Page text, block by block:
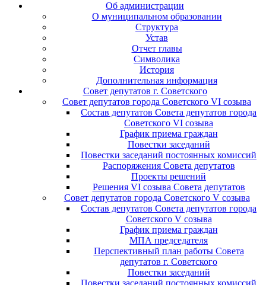
Об администрации
О муниципальном образовании
Структура
Устав
Отчет главы
Символика
История
Дополнительная информация
Совет депутатов г. Советского
Совет депутатов города Советского VI созыва
Состав депутатов Совета депутатов города
Советского VI созыва
График приема граждан
Повестки заседаний
Повестки заседаний постоянных комиссий
Распоряжения Совета депутатов
Проекты решений
Решения VI созыва Совета депутатов
Совет депутатов города Советского V созыва
Состав депутатов Совета депутатов города
Советского V созыва
График приема граждан
МПА председателя
Перспективный план работы Совета
депутатов г. Советского
Повестки заседаний